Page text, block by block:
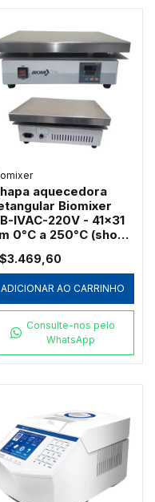
aquecedora
Biomixer
IVAC-220V - 41x31
0°C a 250°C (show-
ADICIONAR AO CARRINHO
Consulte-nos pelo
WhatsApp